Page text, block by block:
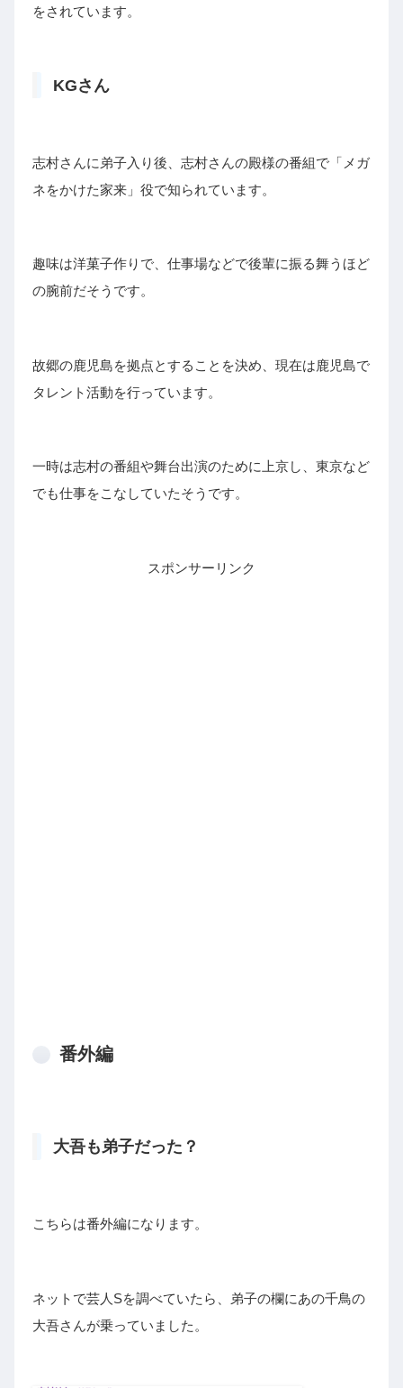
をされています。
KGさん
志村さんに弟子入り後、志村さんの殿様の番組で「メガ
ネをかけた家来」役で知られています。
趣味は洋菓子作りで、仕事場などで後輩に振る舞うほど
の腕前だそうです。
故郷の鹿児島を拠点とすることを決め、現在は鹿児島で
タレント活動を行っています。
一時は志村の番組や舞台出演のために上京し、東京など
でも仕事をこなしていたそうです。
スポンサーリンク
番外編
大吾も弟子だった？
こちらは番外編になります。
ネットで芸人Sを調べていたら、弟子の欄にあの千鳥の
大吾さんが乗っていました。